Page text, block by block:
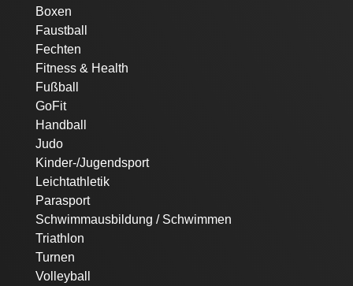
überspringen
Boxen
Faustball
Fechten
Fitness & Health
Fußball
GoFit
Handball
Judo
Kinder-/Jugendsport
Leichtathletik
Parasport
Schwimmausbildung / Schwimmen
Triathlon
Turnen
Volleyball